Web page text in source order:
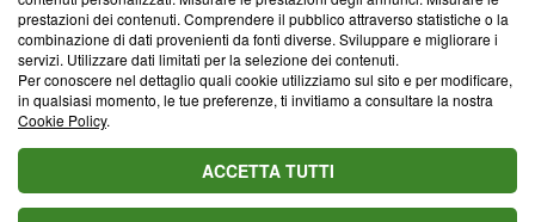
Cookie Policy
Blasting SA, IDI CHE-247.845.224, Via Carlo Frasca, 3 - 6900
Lugano (Svizzera) Tel:+39 0690258937
© 2026 Blasting News
prestazioni dei contenuti. Comprendere il pubblico attraverso statistiche o la
combinazione di dati provenienti da fonti diverse. Sviluppare e migliorare i
servizi. Utilizzare dati limitati per la selezione dei contenuti.
Per conoscere nel dettaglio quali cookie utilizziamo sul sito e per modificare,
in qualsiasi momento, le tue preferenze, ti invitiamo a consultare la nostra
Cookie Policy.
ACCETTA TUTTI